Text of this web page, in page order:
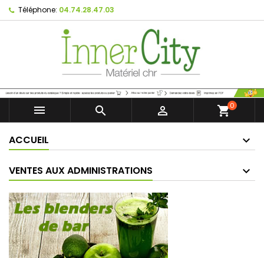
Téléphone: 04.74.28.47.03
   shopping_cart0
ACCUEIL
VENTES AUX ADMINISTRATIONS